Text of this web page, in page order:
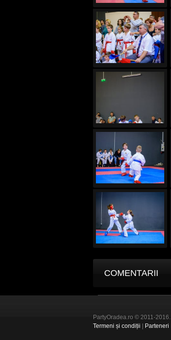
COMENTARII
PartyOradea.ro © 2011-2016.
Termeni și condiții
Parteneri